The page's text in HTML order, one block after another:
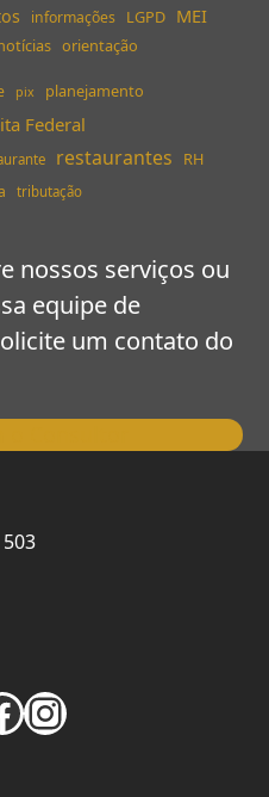
informações LGPD MEI
orientação
pix planejamento
Federal
restaurantes RH
tributação
nossos serviços ou
equipe de
um contato do
Instagram